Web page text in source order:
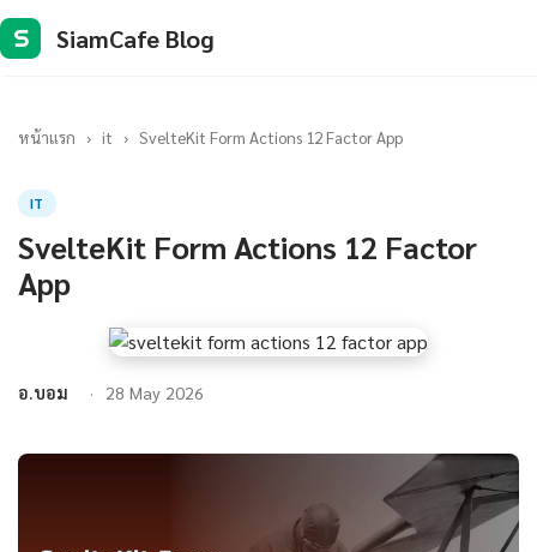
S SiamCafe Blog
หน้าแรก › it › SvelteKit Form Actions 12 Factor App
IT
SvelteKit Form Actions 12 Factor
App
อ.บอม 28 May 2026